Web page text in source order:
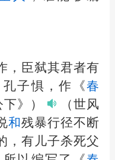
，臣弑其君者有
孔子惧，作《春
》）
（世风
和残暴行径不断
，有儿子杀死父